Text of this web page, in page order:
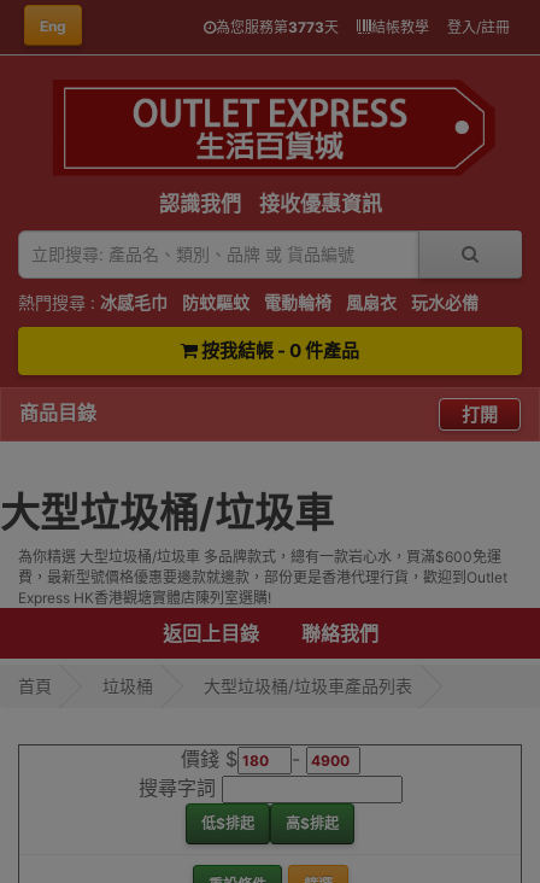
Eng 為您服務第3773天 結帳教學 登入/註冊
認識我們 接收優惠資訊
熱門搜尋 : 冰感毛巾 防蚊驅蚊 電動輪椅 風扇衣 玩水必備
按我結帳 - 0 件產品
商品目錄 打開
大型垃圾桶/垃圾車
為你精選 大型垃圾桶/垃圾車 多品牌款式，總有一款岩心水，買滿$600免運
費，最新型號價格優惠要邊款就邊款，部份更是香港代理行貨，歡迎到Outlet
Express HK香港觀塘實體店陳列室選購!
返回上目錄 聯絡我們
首頁 垃圾桶 大型垃圾桶/垃圾車產品列表
價錢 $
-
搜尋字詞
低$排起 高$排起